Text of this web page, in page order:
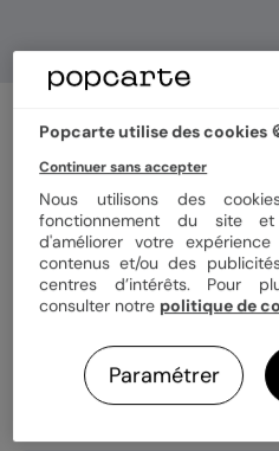
Éléphant
Format
Papier
Quantité
Popcarte utilise des cookies
Continuer sans accepter
Nous utilisons des
fonctionnement du site
d'améliorer votre
contenus et/ou des
centres d’intérêts. Pour
consulter notre politique de
Paramétrer